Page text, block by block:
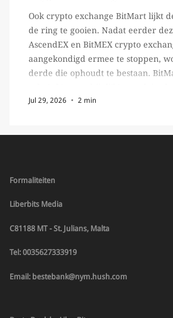
Ook crypto exchange BitMart lijkt
de ring te gooien. Nadat eerder
AscendEX en BitMEX crypto
aangekondigd ermee te stoppen,
derde die ophoudt te bestaan.
crypto handelaren terecht konden
Jul 29, 2026 2 min
Formaliteiten
Liberbits Media
C81188 MT - St. Julians, Malta
Tel: 0035627333919
Email: bestebank@nym.hush.com